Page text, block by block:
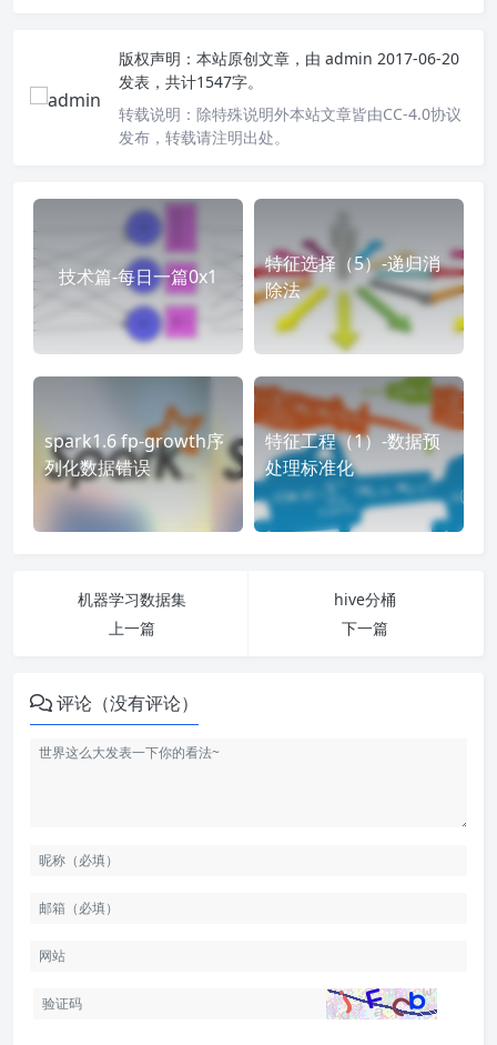
版权声明： 本站原创文章，由 admin 2017-06-20
发表，共计1547字。
转载说明： 除特殊说明外本站文章皆由CC-4.0协议
发布，转载请注明出处。
技术篇-每日一篇0x1
特征选择（5）-递归消
除法
spark1.6 fp-growth序
列化数据错误
特征工程（1）-数据预
处理标准化
机器学习数据集
上一篇
hive分桶
下一篇
评论（没有评论）